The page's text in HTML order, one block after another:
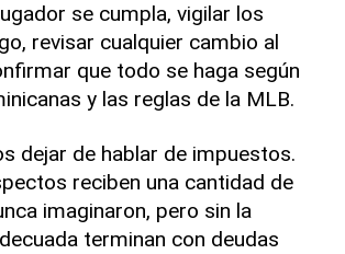
se cumpla, vigilar los
revisar cualquier cambio al
que todo se haga según
y las reglas de la MLB.
dejar de hablar de impuestos.
reciben una cantidad de
imaginaron, pero sin la
terminan con deudas